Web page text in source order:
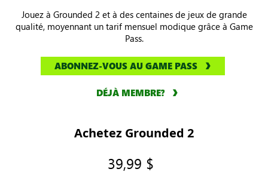
Jouez à Grounded 2 et à des centaines de jeux de grande
qualité, moyennant un tarif mensuel modique grâce à Game
Pass.
ABONNEZ-VOUS AU GAME PASS
DÉJÀ MEMBRE?
Achetez Grounded 2
39,99 $